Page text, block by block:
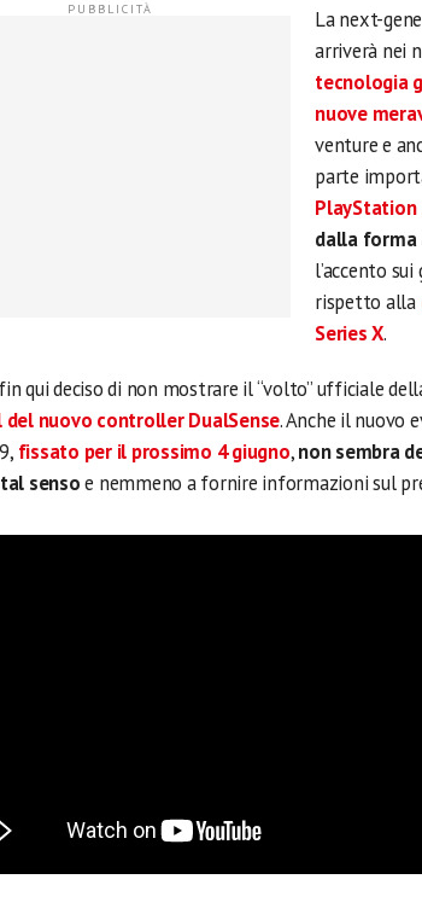
La next-
arriverà nei
tecnologia
nuove
venture e
parte
PlayStation
dalla forma
l’accento
rispetto alla
Series X.
qui deciso di non mostrare il “volto” ufficiale
del nuovo controller DualSense. Anche il nuovo
fissato per il prossimo 4 giugno,non sembra
sensoe nemmeno a fornire informazioni sul